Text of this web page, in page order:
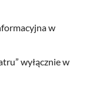
w
wyłącznie w